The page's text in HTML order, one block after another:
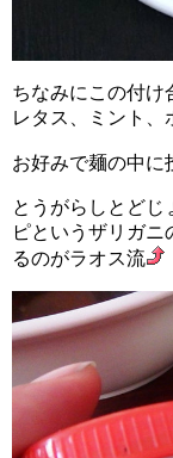
ちなみにこの付け
レタス、ミント、
お好みで麺の中に
とうがらしとどじ
ピというザリガ
るのがラオス流